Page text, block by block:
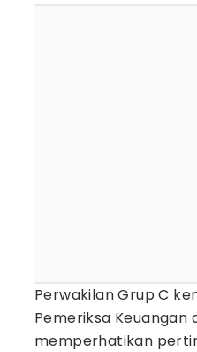
Perwakilan Grup C
Pemeriksa Keuangan
memperhatikan